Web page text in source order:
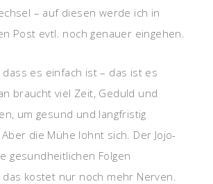
– auf diesen werde ich in
Post evtl. noch genauer eingehen.
dass es einfach ist – das ist es
braucht viel Zeit, Geduld und
um gesund und langfristig
die Mühe lohnt sich. Der Jojo-
gesundheitlichen Folgen
das kostet nur noch mehr Nerven.